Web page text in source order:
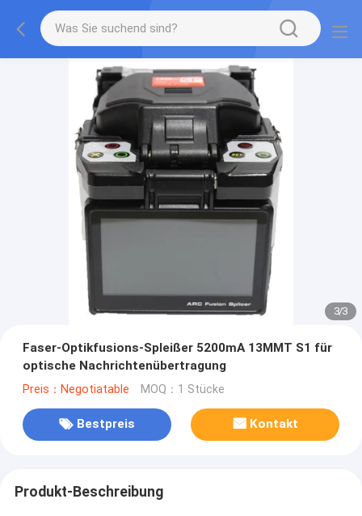
3/3
Faser-Optikfusions-Spleißer 5200mA 13MMT S1 für
optische Nachrichtenübertragung
Preis：Negotiatable MOQ：1 Stücke
Bestpreis Kontakt
Produkt-Beschreibung